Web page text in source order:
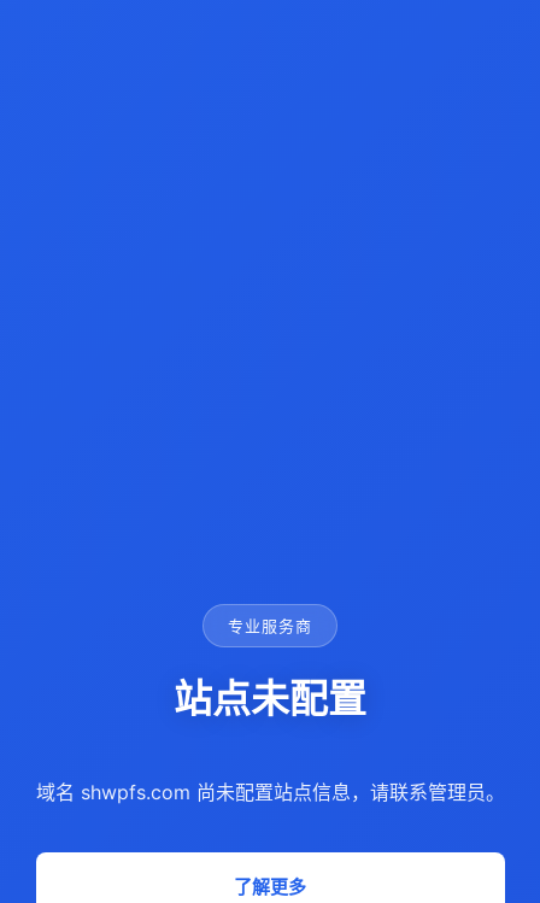
专业服务商
站点未配置
域名 shwpfs.com 尚未配置站点信息，请联系管理员。
了解更多